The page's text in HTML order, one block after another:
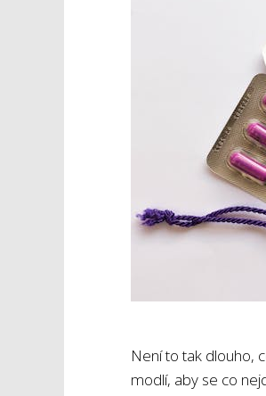
Není to tak dlouho,
modlí, aby se co